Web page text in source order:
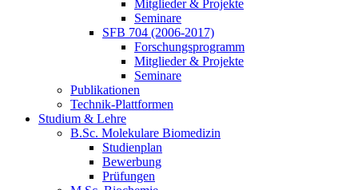
Mitglieder & Projekte
Seminare
SFB 704 (2006-2017)
Forschungsprogramm
Mitglieder & Projekte
Seminare
Publikationen
Technik-Plattformen
Studium & Lehre
B.Sc. Molekulare Biomedizin
Studienplan
Bewerbung
Prüfungen